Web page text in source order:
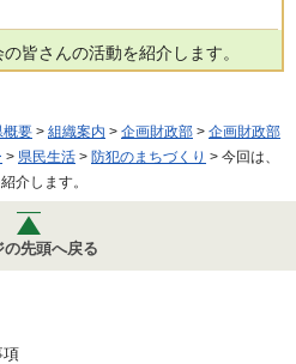
皆さんの活動を紹介します。
概要 > 組織案内 > 企画財政部 > 企画財政部
> 県民生活 > 防犯のまちづくり > 今回は、
介します。
の先頭へ戻る
項